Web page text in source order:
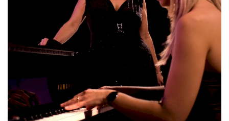
Ficha técnica
Lazer
Ambiente